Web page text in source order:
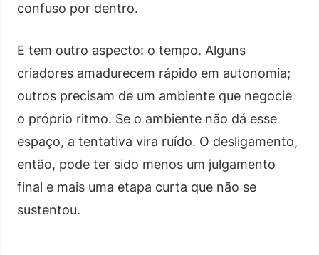
confuso por dentro.
E tem outro aspecto: o tempo. Alguns
criadores amadurecem rápido em autonomia;
outros precisam de um ambiente que negocie
o próprio ritmo. Se o ambiente não dá esse
espaço, a tentativa vira ruído. O desligamento,
então, pode ter sido menos um julgamento
final e mais uma etapa curta que não se
sustentou.